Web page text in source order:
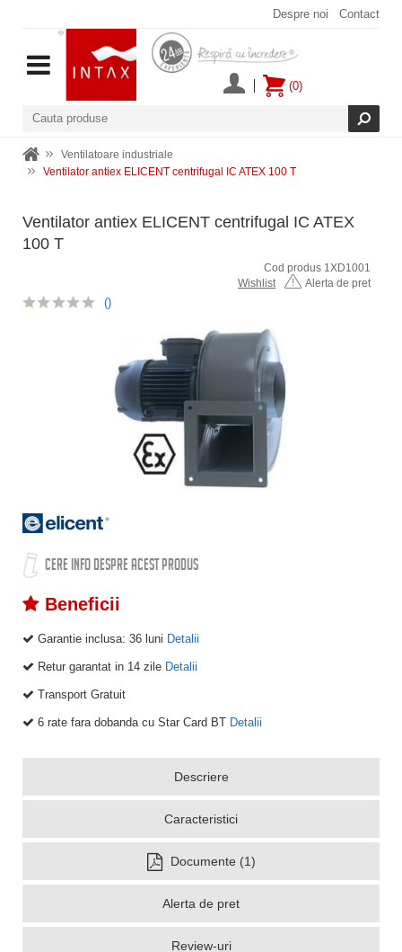
Despre noi Contact
(0)
Ventilatoare industriale
Ventilator antiex ELICENT centrifugal IC ATEX 100 T
Ventilator antiex ELICENT centrifugal IC ATEX
100 T
Cod produs 1XD1001
Wishlist
Alerta de pret
()
CERE INFO DESPRE ACEST PRODUS
Beneficii
Garantie inclusa: 36 luni Detalii
Retur garantat in 14 zile Detalii
Transport Gratuit
6 rate fara dobanda cu Star Card BT Detalii
Descriere
Caracteristici
Documente (1)
Alerta de pret
Review-uri